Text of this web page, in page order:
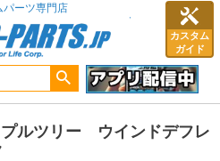
カスタム
ガイド
パーツ専門店
ルツリー ウインドデフレ